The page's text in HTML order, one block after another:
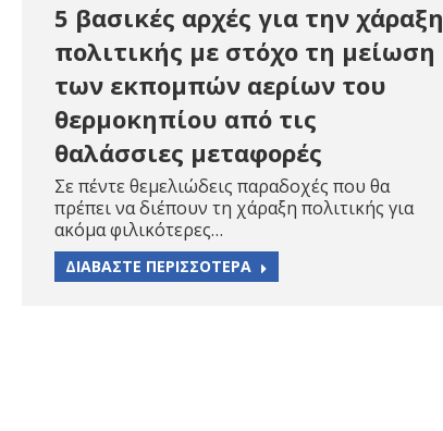
5 βασικές αρχές για την χάραξη
πολιτικής με στόχο τη μείωση
των εκπομπών αερίων του
θερμοκηπίου από τις
θαλάσσιες μεταφορές
Σε πέντε θεμελιώδεις παραδοχές που θα
πρέπει να διέπουν τη χάραξη πολιτικής για
ακόμα φιλικότερες…
ΔΙΑΒΑΣΤΕ ΠΕΡΙΣΣΟΤΕΡΑ